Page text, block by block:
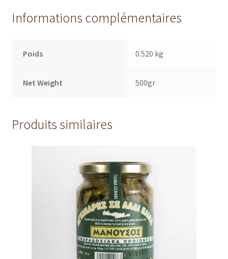
Informations complémentaires
Poids 0.520 kg
Net Weight 500gr
Produits similaires